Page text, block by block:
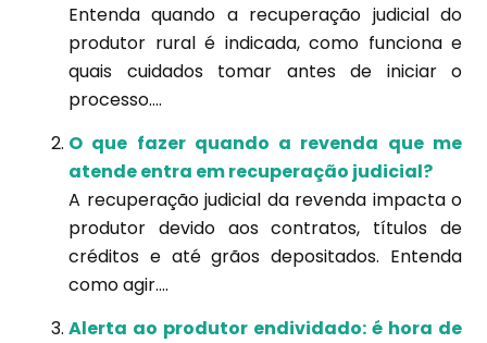
Entenda quando a recuperação judicial do
produtor rural é indicada, como funciona e
quais cuidados tomar antes de iniciar o
processo....
O que fazer quando a revenda que me
atende entra em recuperação judicial?
A recuperação judicial da revenda impacta o
produtor devido aos contratos, títulos de
créditos e até grãos depositados. Entenda
como agir....
Alerta ao produtor endividado: é hora de